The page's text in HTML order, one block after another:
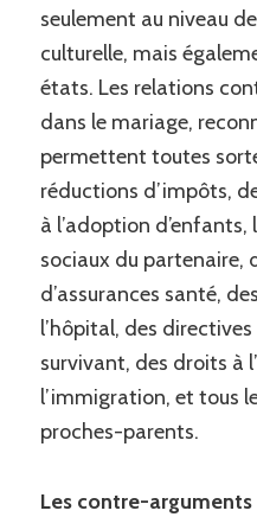
seulement au niveau
culturelle, mais
états. Les relations
dans le mariage,
permettent toutes
réductions d’impôts,
à l’adoption d’enfants,
sociaux du partenaire,
d’assurances santé,
l’hôpital, des
survivant, des droits à
l’immigration, et tous
proches-parents.
Les contre-